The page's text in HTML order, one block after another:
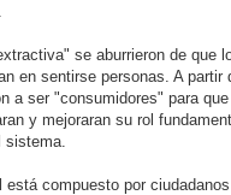
se aburrieron de que
en sentirse personas. A partir
a ser "consumidores" para
y mejoraran su rol
compuesto por